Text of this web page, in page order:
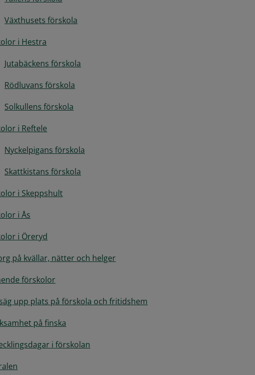
Växthusets förskola
i Hestra
Jutabäckens förskola
Rödluvans förskola
Solkullens förskola
i Reftele
Nyckelpigans förskola
Skattkistans förskola
i Skeppshult
i Ås
i Öreryd
på kvällar, nätter och helger
förskolor
upp plats på förskola och fritidshem
på finska
i förskolan